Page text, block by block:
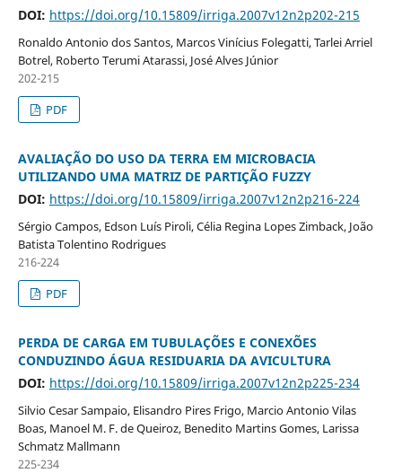
DOI: https://doi.org/10.15809/irriga.2007v12n2p202-215
Ronaldo Antonio dos Santos, Marcos Vinícius Folegatti, Tarlei Arriel
Botrel, Roberto Terumi Atarassi, José Alves Júnior
202-215
PDF
AVALIAÇÃO DO USO DA TERRA EM MICROBACIA
UTILIZANDO UMA MATRIZ DE PARTIÇÃO FUZZY
DOI: https://doi.org/10.15809/irriga.2007v12n2p216-224
Sérgio Campos, Edson Luís Piroli, Célia Regina Lopes Zimback, João
Batista Tolentino Rodrigues
216-224
PDF
PERDA DE CARGA EM TUBULAÇÕES E CONEXÕES
CONDUZINDO ÁGUA RESIDUARIA DA AVICULTURA
DOI: https://doi.org/10.15809/irriga.2007v12n2p225-234
Silvio Cesar Sampaio, Elisandro Pires Frigo, Marcio Antonio Vilas
Boas, Manoel M. F. de Queiroz, Benedito Martins Gomes, Larissa
Schmatz Mallmann
225-234